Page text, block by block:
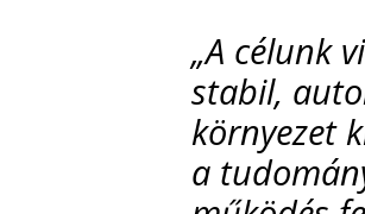
„A célunk
stabil,
környezet
a